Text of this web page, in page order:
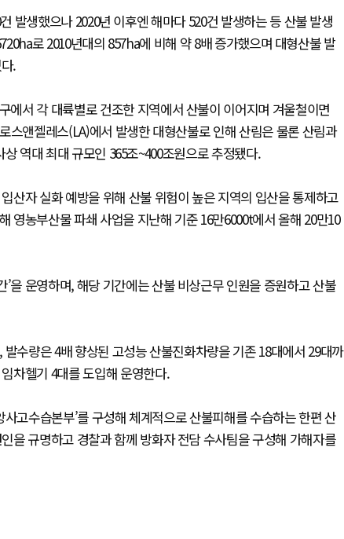
발생했으나 2020년 이후엔 해마다 520건 발생하는 등 산불 발생
로 2010년대의 857ha에 비해 약 8배 증가했으며 대형산불 발
.
서 각 대륙별로 건조한 지역에서 산불이 이어지며 겨울철이면
스앤젤레스(LA)에서 발생한 대형산불로 인해 산림은 물론 산림과
역대 최대 규모인 365조~400조원으로 추정됐다.
산자 실화 예방을 위해 산불 위험이 높은 지역의 입산을 통제하고
영농부산물 파쇄 사업을 지난해 기준 16만6000t에서 올해 20만10
을 운영하며, 해당 기간에는 산불 비상근무 인원을 증원하고 산불
수량은 4배 향상된 고성능 산불진화차량을 기존 18대에서 29대까
차헬기 4대를 도입해 운영한다.
고수습본부’를 구성해 체계적으로 산불피해를 수습하는 한편 산
을 규명하고 경찰과 함께 방화자 전담 수사팀을 구성해 가해자를